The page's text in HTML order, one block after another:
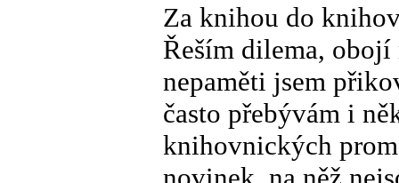
Za knihou do
Řeším dilema,
nepaměti jsem
často přebývám i
knihovnických